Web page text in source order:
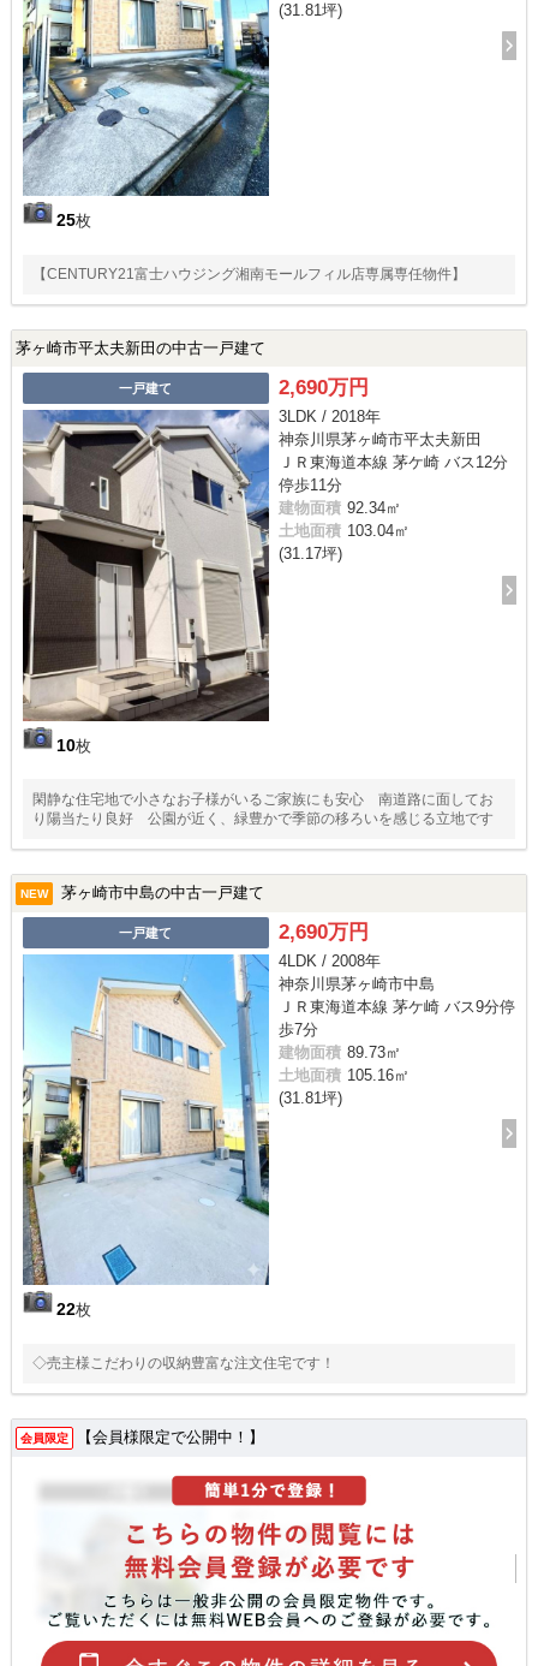
25枚
(31.81坪)
【CENTURY21富士ハウジング湘南モールフィル店専属専任物件】
茅ヶ崎市平太夫新田の中古一戸建て
一戸建て
10枚
2,690万円
3LDK / 2018年
神奈川県茅ヶ崎市平太夫新田
ＪＲ東海道本線 茅ケ崎 バス12分
停歩11分
建物面積 92.34㎡
土地面積 103.04㎡
(31.17坪)
閑静な住宅地で小さなお子様がいるご家族にも安心 南道路に面してお
り陽当たり良好 公園が近く、緑豊かで季節の移ろいを感じる立地です
NEW 茅ヶ崎市中島の中古一戸建て
一戸建て
22枚
2,690万円
4LDK / 2008年
神奈川県茅ヶ崎市中島
ＪＲ東海道本線 茅ケ崎 バス9分停
歩7分
建物面積 89.73㎡
土地面積 105.16㎡
(31.81坪)
◇売主様こだわりの収納豊富な注文住宅です！
会員限定 【会員様限定で公開中！】